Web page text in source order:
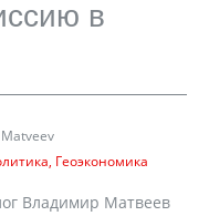
в
Геоэкономика
Владимир Матвеев